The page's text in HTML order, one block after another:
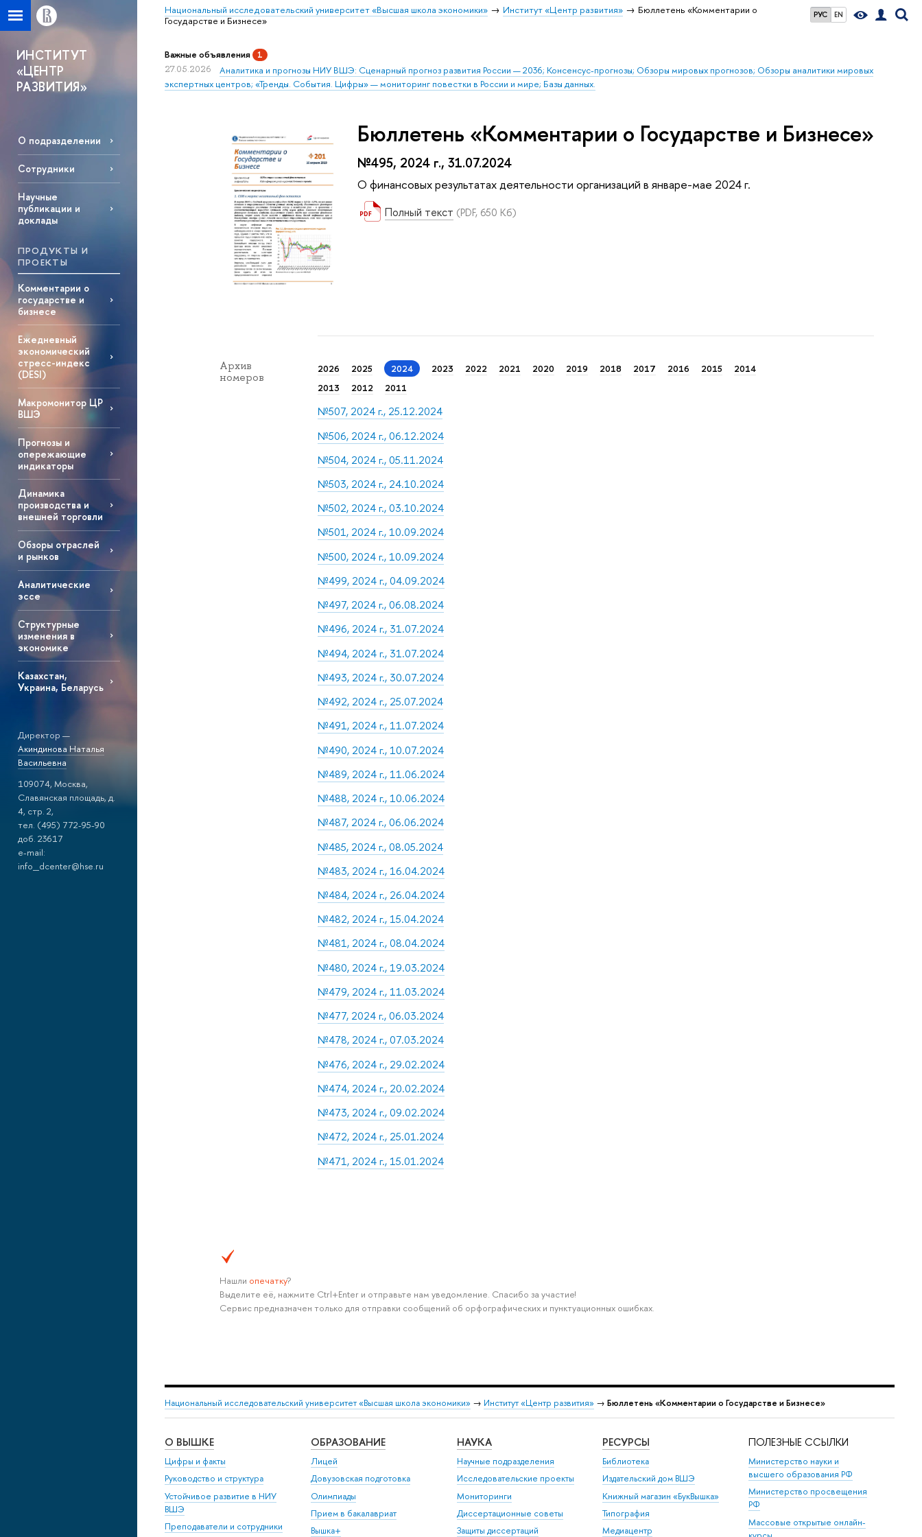
РУС EN
Национальный исследовательский университет «Высшая школа экономики» Институт «Центр развития»
Бюллетень «Комментарии о
Государстве и Бизнесе»
ИНСТИТУТ
«ЦЕНТР
РАЗВИТИЯ»
О подразделении
Сотрудники
Научные
публикации и
доклады
ПРОДУКТЫ И
ПРОЕКТЫ
Комментарии о
государстве и
бизнесе
Ежедневный
экономический
стресс-индекс
(DESI)
Макромонитор ЦР
ВШЭ
Прогнозы и
опережающие
индикаторы
Динамика
производства и
внешней торговли
Обзоры отраслей
и рынков
Аналитические
эссе
Структурные
изменения в
экономике
Казахстан,
Украина, Беларусь
Директор —
Акиндинова Наталья
Васильевна
109074, Москва,
Славянская площадь, д.
4, стр. 2,
тел. (495) 772-95-90
доб. 23617
e-mail:
info_dcenter@hse.ru
Важные объявления 1
27.05.2026
Аналитика и прогнозы НИУ ВШЭ: Сценарный прогноз развития России — 2036; Консенсус-прогнозы; Обзоры мировых прогнозов; Обзоры аналитики мировых
экспертных центров; «Тренды. События. Цифры» — мониторинг повестки в России и мире; Базы данных.
Бюллетень «Комментарии о Государстве и Бизнесе»
№495, 2024 г., 31.07.2024
О финансовых результатах деятельности организаций в январе-мае 2024 г.
Полный текст (PDF, 650 Кб)
Архив
номеров
2026 2025 2024 2023 2022 2021 2020 2019 2018 2017 2016 2015
2014
2013
2012 2011
№507, 2024 г., 25.12.2024
№506, 2024 г., 06.12.2024
№504, 2024 г., 05.11.2024
№503, 2024 г., 24.10.2024
№502, 2024 г., 03.10.2024
№501, 2024 г., 10.09.2024
№500, 2024 г., 10.09.2024
№499, 2024 г., 04.09.2024
№497, 2024 г., 06.08.2024
№496, 2024 г., 31.07.2024
№494, 2024 г., 31.07.2024
№493, 2024 г., 30.07.2024
№492, 2024 г., 25.07.2024
№491, 2024 г., 11.07.2024
№490, 2024 г., 10.07.2024
№489, 2024 г., 11.06.2024
№488, 2024 г., 10.06.2024
№487, 2024 г., 06.06.2024
№485, 2024 г., 08.05.2024
№483, 2024 г., 16.04.2024
№484, 2024 г., 26.04.2024
№482, 2024 г., 15.04.2024
№481, 2024 г., 08.04.2024
№480, 2024 г., 19.03.2024
№479, 2024 г., 11.03.2024
№477, 2024 г., 06.03.2024
№478, 2024 г., 07.03.2024
№476, 2024 г., 29.02.2024
№474, 2024 г., 20.02.2024
№473, 2024 г., 09.02.2024
№472, 2024 г., 25.01.2024
№471, 2024 г., 15.01.2024
Нашли опечатку?
Выделите её, нажмите Ctrl+Enter и отправьте нам уведомление. Спасибо за участие!
Сервис предназначен только для отправки сообщений об орфографических и пунктуационных ошибках.
Национальный исследовательский университет «Высшая школа экономики» → Институт «Центр развития» → Бюллетень «Комментарии о Государстве и Бизнесе»
О ВЫШКЕ
Цифры и факты
Руководство и структура
Устойчивое развитие в НИУ
ВШЭ
Преподаватели и сотрудники
ОБРАЗОВАНИЕ
Лицей
Довузовская подготовка
Олимпиады
Прием в бакалавриат
Вышка+
НАУКА
Научные подразделения
Исследовательские проекты
Мониторинги
Диссертационные советы
Защиты диссертаций
РЕСУРСЫ
Библиотека
Издательский дом ВШЭ
Книжный магазин «БукВышка»
Типография
Медиацентр
ПОЛЕЗНЫЕ ССЫЛКИ
Министерство науки и
высшего образования РФ
Министерство просвещения
РФ
Массовые открытые онлайн-